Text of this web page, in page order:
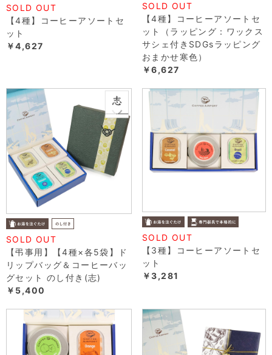
SOLD OUT
【4種】コーヒーアソートセ
ット
￥4,627
SOLD OUT
【4種】コーヒーアソートセ
ット（ラッピング：ワックス
サシェ付きSDGsラッピング
おまかせ寒色）
￥6,627
SOLD OUT
【弔事用】【4種×各5袋】ド
リップバッグ＆コーヒーバッ
グセット のし付き(志)
￥5,400
SOLD OUT
【3種】コーヒーアソートセ
ット
￥3,281